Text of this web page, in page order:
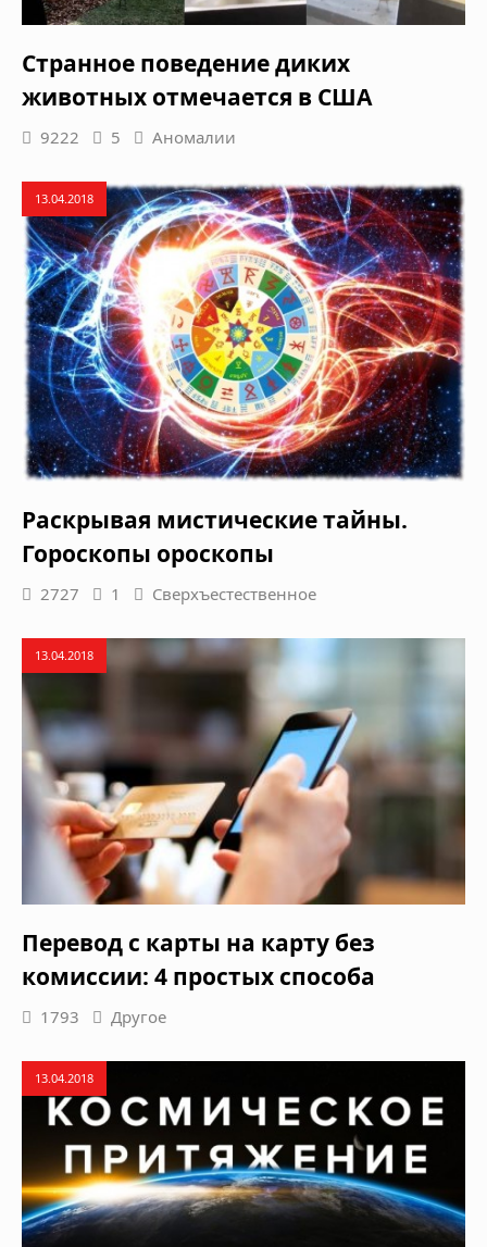
Странное поведение диких
животных отмечается в США
9222 5 Аномалии
13.04.2018
Раскрывая мистические тайны.
Гороскопы ороскопы
2727 1 Сверхъестественное
13.04.2018
Перевод с карты на карту без
комиссии: 4 простых способа
1793 Другое
13.04.2018